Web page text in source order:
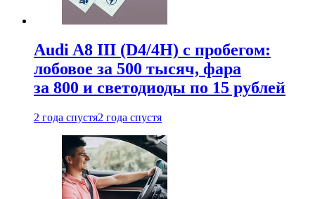
Audi A8 III (D4/4H) c пробегом:
лобовое за 500 тысяч, фара
за 800 и светодиоды по 15 рублей
2 года спустя2 года спустя